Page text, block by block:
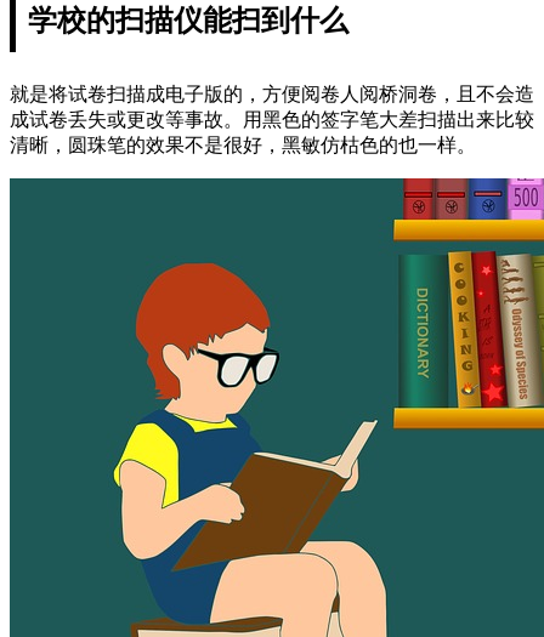
学校的扫描仪能扫到什么
就是将试卷扫描成电子版的，方便阅卷人阅桥洞卷，且不会造
成试卷丢失或更改等事故。用黑色的签字笔大差扫描出来比较
清晰，圆珠笔的效果不是很好，黑敏仿枯色的也一样。